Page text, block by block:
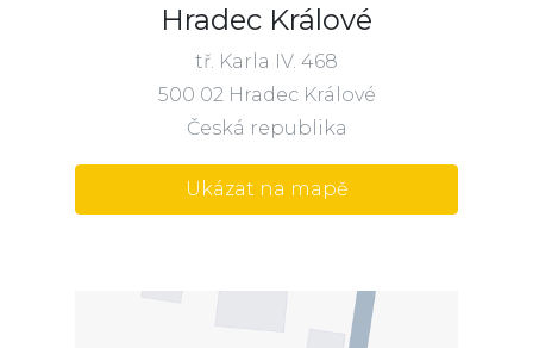
Hradec Králové
tř. Karla IV. 468
500 02 Hradec Králové
Česká republika
Ukázat na mapě